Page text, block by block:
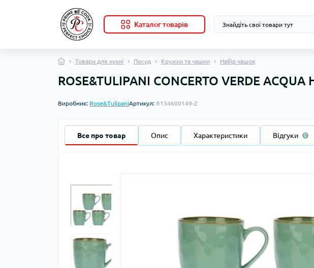
Каталог товарів
Товари для кухні Посуд Кружки та чашки Набір чашок
ROSE&TULIPANI CONCERTO VERDE
Виробник: Rose&TulipaniАртикул: R134600149-Z
Все про товар Опис Характеристики Відгуки 0